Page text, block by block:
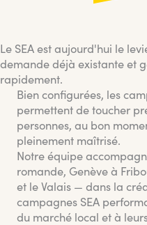
Le SEA est aujourd'hui le
demande déjà existante et
rapidement.
Bien configurées, les
permettent de toucher
personnes, au bon
pleinement maîtrisé.
Notre équipe
romande, Genève à
et le Valais — dans la
campagnes SEA
du marché local et à